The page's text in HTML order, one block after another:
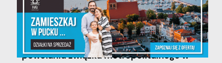
06 - 08 - 2026
Spotkanie konsultacyjne poświęcone
powołaniu związku metropolitalnego w